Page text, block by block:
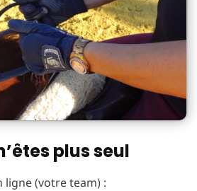
plus seul
ligne (votre team) :